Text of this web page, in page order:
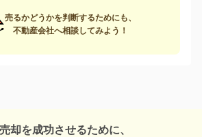
売るかどうかを判断するためにも、
不動産会社へ相談してみよう！
却を成功させるために、